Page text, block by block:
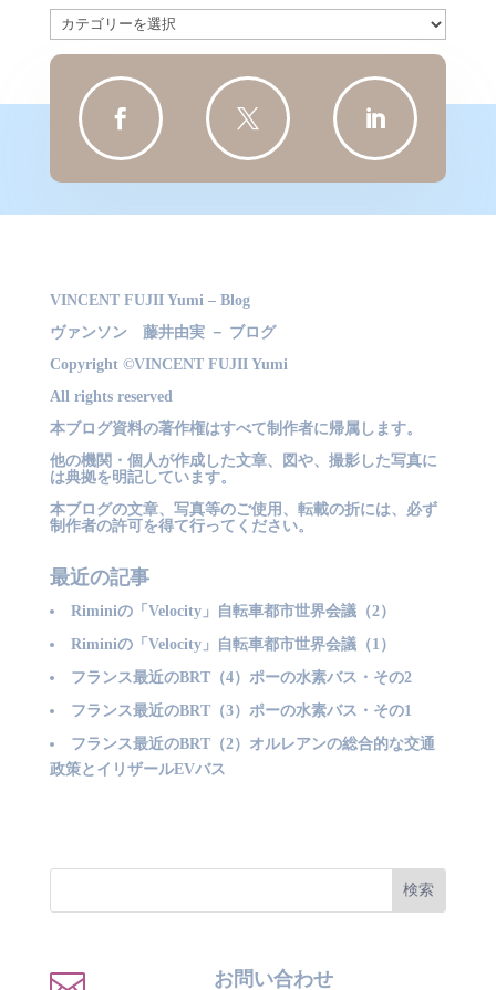
カ
  
VINCENT FUJII Yumi – Blog
ヴァンソン 藤井由実 － ブログ
Copyright ©VINCENT FUJII Yumi
All rights reserved
本ブログ資料の著作権はすべて制作者に帰属します。
他の機関・個人が作成した文章、図や、撮影した写真に
は典拠を明記しています。
本ブログの文章、写真等のご使用、転載の折には、必ず
制作者の許可を得て行ってください。
最近の記事
Riminiの「Velocity」自転車都市世界会議（2）
Riminiの「Velocity」自転車都市世界会議（1）
フランス最近のBRT（4）ポーの水素バス・その2
フランス最近のBRT（3）ポーの水素バス・その1
フランス最近のBRT（2）オルレアンの総合的な交通
政策とイリザールEVバス
お問い合わせ